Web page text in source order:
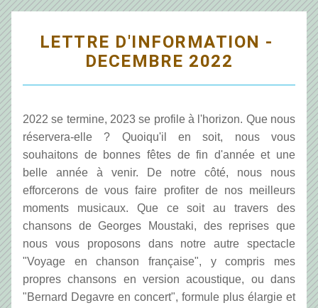
LETTRE D'INFORMATION -
DECEMBRE 2022
2022 se termine, 2023 se profile à l'horizon. Que nous
réservera-elle ? Quoiqu'il en soit, nous vous
souhaitons de bonnes fêtes de fin d'année et une
belle année à venir. De notre côté, nous nous
efforcerons de vous faire profiter de nos meilleurs
moments musicaux. Que ce soit au travers des
chansons de Georges Moustaki, des reprises que
nous vous proposons dans notre autre spectacle
"Voyage en chanson française", y compris mes
propres chansons en version acoustique, ou dans
"Bernard Degavre en concert", formule plus élargie et